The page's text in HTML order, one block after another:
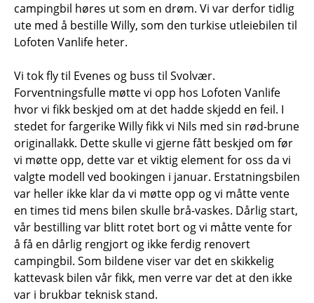
campingbil høres ut som en drøm. Vi var derfor tidlig
ute med å bestille Willy, som den turkise utleiebilen til
Lofoten Vanlife heter.
Vi tok fly til Evenes og buss til Svolvær.
Forventningsfulle møtte vi opp hos Lofoten Vanlife
hvor vi fikk beskjed om at det hadde skjedd en feil. I
stedet for fargerike Willy fikk vi Nils med sin rød-brune
originallakk. Dette skulle vi gjerne fått beskjed om før
vi møtte opp, dette var et viktig element for oss da vi
valgte modell ved bookingen i januar. Erstatningsbilen
var heller ikke klar da vi møtte opp og vi måtte vente
en times tid mens bilen skulle brå-vaskes. Dårlig start,
vår bestilling var blitt rotet bort og vi måtte vente for
å få en dårlig rengjort og ikke ferdig renovert
campingbil. Som bildene viser var det en skikkelig
kattevask bilen vår fikk, men verre var det at den ikke
var i brukbar teknisk stand.